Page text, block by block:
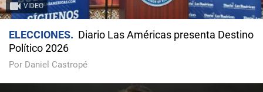
VIDEO
ELECCIONES
Diario Las Américas presenta Destino
Político 2026
Por Daniel Castropé